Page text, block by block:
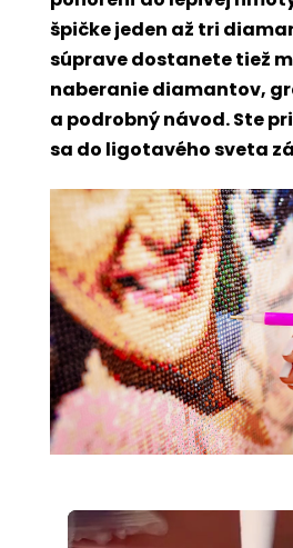
špičke jeden až tri
súprave dostanete tiež
naberanie diamantov,
a podrobný návod. Ste
sa do ligotavého sveta